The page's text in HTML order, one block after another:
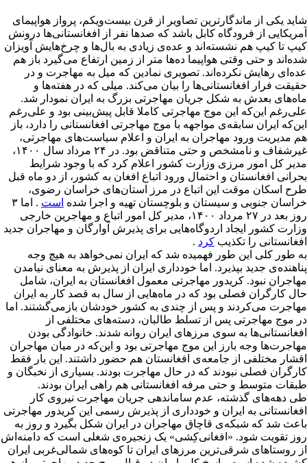
شاید یکی از ماندگارترین تصاویر از قرن بیست‌ویکم، پرواز هواپیمای
آمریکایی از فرودگاه کابل باشد که صدها نفر از افغانستانی‌ها درونش
کیپ تا کیپ هم نشسته‌اند و عده‌ی زیادی به بال‌ها و چرخ‌هایش آویزان
شده‌اند و حتی وقتی هواپیما ده‌‌ها متر از زمین ارتفاع می‌گیرد باز هم
عده‌ای رهایش نکرده‌اند. تصویری نمادین که میل به مهاجرت و در
حقیقت فرار افغانستانی‌ها را بیان می‌کند. میلی که در هفته‌ها و
ماه‌های بعدش به شکل جریان مهاجرتی بزرگ به ایران نمودار شد.
علی‌رغم این‌که این موج مهاجرتی کاملا قابل پیش‌بینی بود و علی‌رغم
این‌که ایران سابقه‌ی مواجهه با موج‌ مهاجرتی افغانستانی را دارد، باز
هم مدیریت ورود مهاجران به ایران و اعلام سیاست‌های مهاجرتی،
غیرشفاف و نامشخص و حتی متناقض بود. در ۲۴ مرداد سال ۱۴۰۰،
مدیر کل امور مرزی وزارت کشور اعلام کرد که با وجود شرایط
بحرانی افغانستان و احتمال ورود اتباع افغان به کشور، از دو ماه قبل
طرح اسکان موقت این اتباع در مرز استان‌های خراسان رضوی،
خراسان جنوبی و سیستان و بلوچستان تهیه و اجرا شده است
. اما ۳
روز بعد در ۲۷ مرداد ۱۴۰۰، مدیر کل امور اتباع و مهاجرین خارجی
وزارت کشور ایجاد اردوگاه‌هایی برای پذیرش آوارگان و مهاجران جدید
افغانستانی را تکذیب کرد .
به طور کلی این طور فهمیده شد که ایران نمی‌خواهد به هیچ وجه
پناهنده‌ی جدید بپذیرد. اما خودداری ایران از پذیرش به معنای نیامدن
مهاجران نبود. کریدور مهاجرتی معمول افغانستان به ایران، شامل
حال کارگران فصلی بود که در ماه‌هایی از سال به قصد کار به ایران
مهاجرت می‌کردند و پس از چندی به کشور خودشان بازمی‌گشتند. اما
در موج مهاجرتی پس از تسلط طالبان، دسته‌های مختلفی از
افغانستانی‌ها به سوی مرزهای ایران روانه شدند. خانوادگی بودن
مهاجرت‌ها وجه بارز این موج مهاجرتی بود و این‌که در میان مهاجران
اقشار مختلفی از جامعه‌ی افغانستان هم حضور داشتند. این بار فقط
کارگران فصلی نبودند که در حال مهاجرت بودند. بسیاری از نخبگان و
طبقات متوسط و حتی مرفه افغانستانی هم راهی ایران بودند.
طی دهه‌های گذشته، عدم ساماندهی جریان مهاجرت نیروی کار
افغانستانی به ایران و خودداری از پذیرش رسمی این کریدور مهاجرتی
باعث شد که شبکه‌ی قاچاق مهاجران در ایران شکل بگیرد و روز به
روز تقویت شود. «افغانی‌کِشی» یک زنجیره‌ی شغلی است که دامنه‌اش
از روستاهای شرقی‌ترین مرزهای ایران تا کوه‌های شمالی‌غربی ایران